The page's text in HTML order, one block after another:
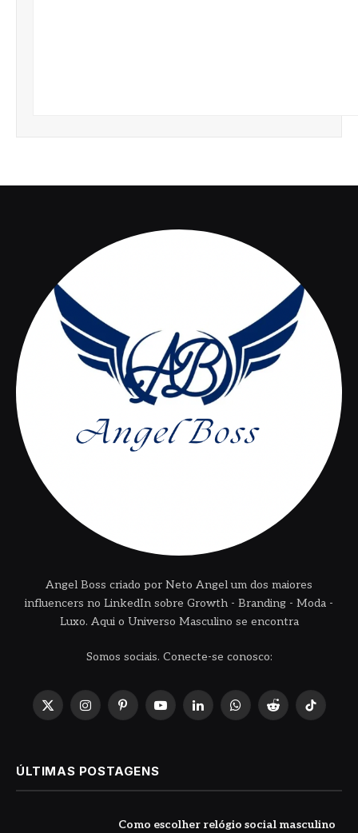
Angel Boss criado por Neto Angel um dos maiores
influencers no LinkedIn sobre Growth - Branding - Moda -
Luxo. Aqui o Universo Masculino se encontra
Somos sociais. Conecte-se conosco:
X
InstagramPinterestYouTubeLinkedInWhatsApp
Reddit TikTok
ÚLTIMAS POSTAGENS
Como escolher relógio social masculino